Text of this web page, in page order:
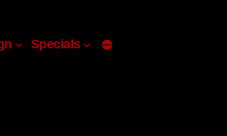
Specials